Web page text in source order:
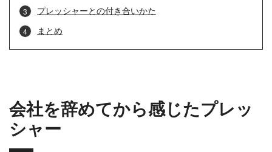
プレッシャーとの付き合いかた
まとめ
会社を辞めてから感じたプレッ
シャー